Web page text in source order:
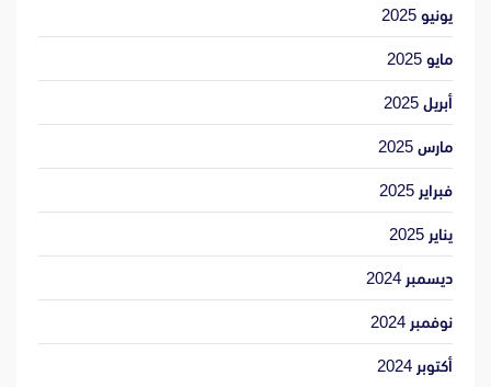
يونيو 2025
مايو 2025
أبريل 2025
مارس 2025
فبراير 2025
يناير 2025
ديسمبر 2024
نوفمبر 2024
أكتوبر 2024